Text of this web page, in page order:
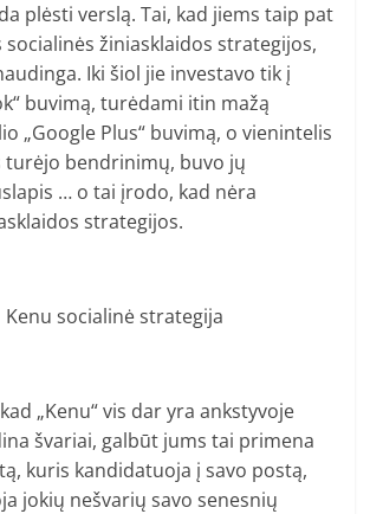
plėsti verslą. Tai, kad jiems taip pat
žiniasklaidos strategijos,
Iki šiol jie investavo tik į
buvimą, turėdami itin mažą
„Google Plus“ buvimą, o vienintelis
turėjo bendrinimų, buvo jų
… o tai įrodo, kad nėra
strategijos.
„Kenu“ vis dar yra ankstyvoje
švariai, galbūt jums tai primena
kuris kandidatuoja į savo postą,
jokių nešvarių savo senesnių